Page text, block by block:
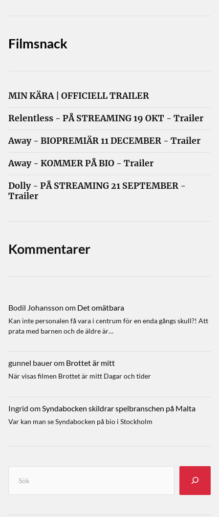
Filmsnack
MIN KÄRA | OFFICIELL TRAILER
Relentless - PÅ STREAMING 19 OKT - Trailer
Away - BIOPREMIÄR 11 DECEMBER - Trailer
Away - KOMMER PÅ BIO - Trailer
Dolly - PÅ STREAMING 21 SEPTEMBER -
Trailer
Kommentarer
Bodil Johansson om Det omätbara
Kan inte personalen få vara i centrum för en enda gångs skull?! Att
prata med barnen och de äldre är…
gunnel bauerom Brottet är mitt
När visas filmen Brottet är mitt Dagar och tider
Ingrid omSyndabocken skildrar spelbranschen på Malta
Var kan man se Syndabocken på bio i Stockholm